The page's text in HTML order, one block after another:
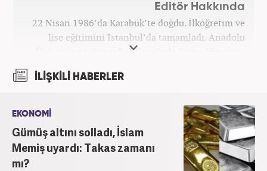
Editör Hakkında
22 Nisan 1986’da Karabük’te doğdu. İlköğretim ve
lise eğitimini İstanbul’da tamamladı. Anadolu
Üniversitesi iktisat Fakültesi’nde Kamu Yönetimi
Çalışma hayatına Haber7.com bünyesindeki
İLİŞKİLİ HABERLER
EKONOMİ
Gümüş altını solladı, İslam
Memiş uyardı: Takas zamanı
mı?